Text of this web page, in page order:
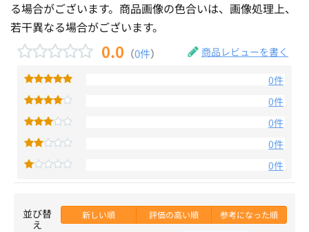
る場合がございます。商品画像の色合いは、画像処理上、
若干異なる場合がございます。
0.0 （0件） 商品レビューを書く
0件
0件
0件
0件
0件
並び替
え
新しい順 評価の高い順 参考になった順